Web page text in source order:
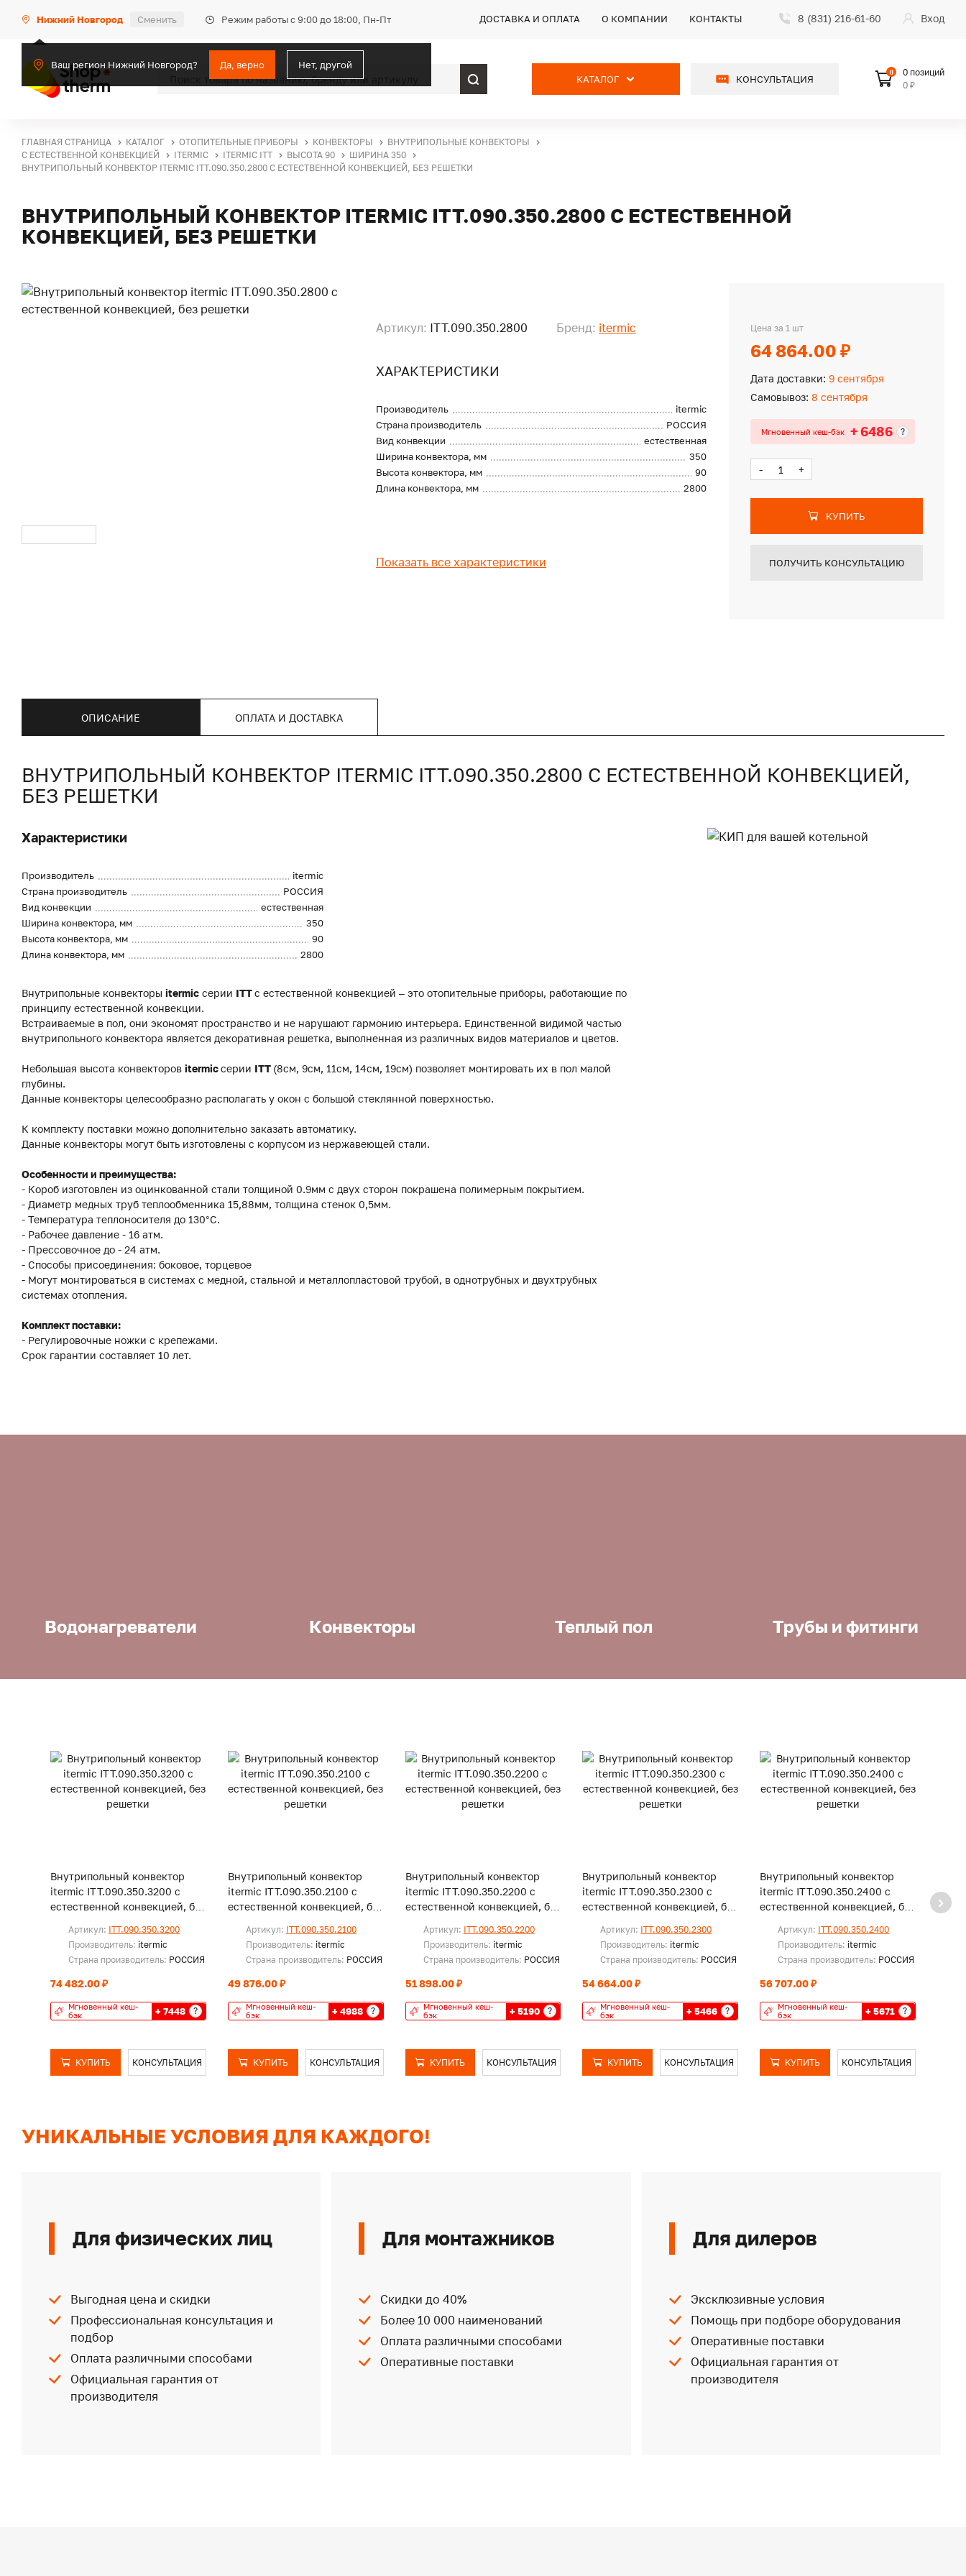
Нижний Новгород Сменить Режим работы с 9:00 до 18:00, Пн-Пт
Ваш регион Нижний Новгород? Да, верно Нет, другой
ДОСТАВКА И ОПЛАТА О КОМПАНИИ КОНТАКТЫ 8 (831) 216-61-60 Вход
КАТАЛОГ КОНСУЛЬТАЦИЯ
0
0 позиций
0 ₽
ГЛАВНАЯ СТРАНИЦА КАТАЛОГ ОТОПИТЕЛЬНЫЕ ПРИБОРЫ КОНВЕКТОРЫ
ВНУТРИПОЛЬНЫЕ КОНВЕКТОРЫ
С ЕСТЕСТВЕННОЙ КОНВЕКЦИЕЙ
ITERMIC ITERMIC ITT ВЫСОТА 90
ШИРИНА 350
ВНУТРИПОЛЬНЫЙ КОНВЕКТОР ITERMIC ITT.090.350.2800 С ЕСТЕСТВЕННОЙ КОНВЕКЦИЕЙ, БЕЗ РЕШЕТКИ
ВНУТРИПОЛЬНЫЙ КОНВЕКТОР ITERMIC ITT.090.350.2800 С ЕСТЕСТВЕННОЙ
КОНВЕКЦИЕЙ, БЕЗ РЕШЕТКИ
Артикул: ITT.090.350.2800 Бренд: itermic
ХАРАКТЕРИСТИКИ
Производитель
itermic
Страна производитель
РОССИЯ
Вид конвекции
естественная
Ширина конвектора, мм
350
Высота конвектора, мм
90
Длина конвектора, мм
2800
Показать все характеристики
Цена за 1 шт
64 864.00 ₽
Дата доставки: 9 сентября
Самовывоз: 8 сентября
Мгновенный кеш-бэк + 6486 ?
- +
КУПИТЬ
ПОЛУЧИТЬ КОНСУЛЬТАЦИЮ
ОПИСАНИЕ ОПЛАТА И ДОСТАВКА
ВНУТРИПОЛЬНЫЙ КОНВЕКТОР ITERMIC ITT.090.350.2800 С ЕСТЕСТВЕННОЙ КОНВЕКЦИЕЙ,
БЕЗ РЕШЕТКИ
Характеристики
Производитель
itermic
Страна производитель
РОССИЯ
Вид конвекции
естественная
Ширина конвектора, мм
350
Высота конвектора, мм
90
Длина конвектора, мм
2800
Внутрипольные конвекторы itermic серии ITTс естественной конвекцией – это отопительные приборы, работающие по
принципу естественной конвекции.
Встраиваемые в пол, они экономят пространство и не нарушают гармонию интерьера. Единственной видимой частью
внутрипольного конвектора является декоративная решетка, выполненная из различных видов материалов и цветов.
Небольшая высота конвекторов itermicсерии ITT (8см, 9см, 11см, 14см, 19см) позволяет монтировать их в пол малой
глубины.
Данные конвекторы целесообразно располагать у окон с большой стеклянной поверхностью.
К комплекту поставки можно дополнительно заказать автоматику.
Данные конвекторы могут быть изготовлены с корпусом из нержавеющей стали.
Особенности и преимущества:
- Короб изготовлен из оцинкованной стали толщиной 0.9мм с двух сторон покрашена полимерным покрытием.
- Диаметр медных труб теплообменника 15,88мм, толщина стенок 0,5мм.
- Температура теплоносителя до 130°C.
- Рабочее давление - 16 атм.
- Прессовочное до - 24 атм.
- Способы присоединения: боковое, торцевое
- Могут монтироваться в системах с медной, стальной и металлопластовой трубой, в однотрубных и двухтрубных
системах отопления.
Комплект поставки:
- Регулировочные ножки с крепежами.
Срок гарантии составляет 10 лет.
Водонагреватели Конвекторы Теплый пол Трубы и фитинги
Внутрипольный конвектор
itermic ITT.090.350.3200 с
естественной конвекцией, без
Артикул: ITT.090.350.3200
Производитель: itermic
Страна производитель: РОССИЯ
74 482.00 ₽
Мгновенный кеш-
бэк
+ 7448 ?
КУПИТЬ КОНСУЛЬТАЦИЯ
Внутрипольный конвектор
itermic ITT.090.350.2100 с
естественной конвекцией, без
Артикул: ITT.090.350.2100
Производитель: itermic
Страна производитель: РОССИЯ
49 876.00 ₽
Мгновенный кеш-
бэк
+ 4988 ?
КУПИТЬ КОНСУЛЬТАЦИЯ
Внутрипольный конвектор
itermic ITT.090.350.2200 с
естественной конвекцией, без
Артикул: ITT.090.350.2200
Производитель: itermic
Страна производитель: РОССИЯ
51 898.00 ₽
Мгновенный кеш-
бэк
+ 5190 ?
КУПИТЬ КОНСУЛЬТАЦИЯ
Внутрипольный конвектор
itermic ITT.090.350.2300 с
естественной конвекцией, без
Артикул: ITT.090.350.2300
Производитель: itermic
Страна производитель: РОССИЯ
54 664.00 ₽
Мгновенный кеш-
бэк
+ 5466 ?
КУПИТЬ КОНСУЛЬТАЦИЯ
Внутрипольный конвектор
itermic ITT.090.350.2400 с
естественной конвекцией, без
Артикул: ITT.090.350.2400
Производитель: itermic
Страна производитель: РОССИЯ
56 707.00 ₽
Мгновенный кеш-
бэк
+ 5671 ?
КУПИТЬ КОНСУЛЬТАЦИЯ
УНИКАЛЬНЫЕ УСЛОВИЯ ДЛЯ КАЖДОГО!
Для физических лиц
Выгодная цена и скидки
Профессиональная консультация и
подбор
Оплата различными способами
Официальная гарантия от
производителя
Для монтажников
Скидки до 40%
Более 10 000 наименований
Оплата различными способами
Оперативные поставки
Для дилеров
Эксклюзивные условия
Помощь при подборе оборудования
Оперативные поставки
Официальная гарантия от
производителя